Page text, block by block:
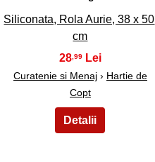
Siliconata, Rola Aurie, 38 x 50
cm
28 ,99
Curatenie si Menaj› Hartie de
Copt